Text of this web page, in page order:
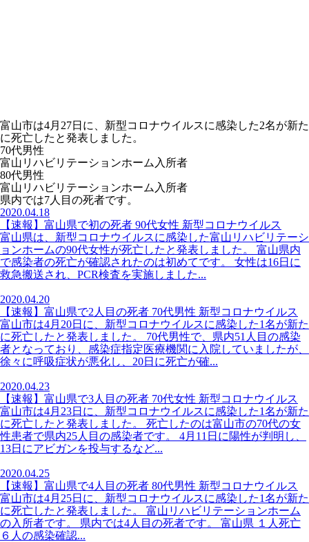
富山市は4月27日に、新型コロナウイルスに感染した2名が新た
に死亡したと発表しました。
70代男性
富山リハビリテーションホーム入所者
80代男性
富山リハビリテーションホーム入所者
県内では7人目の死者です。
2020.04.18
【速報】富山県で初の死者 90代女性 新型コロナウイルス
富山県は、新型コロナウイルスに感染した富山リハビリテーシ
ョンホームの90代女性が死亡したと発表しました。 富山県内
で感染者の死亡が確認されたのは初めてです。 女性は16日に
救急搬送され、PCR検査を実施しました...
2020.04.20
【速報】富山県で2人目の死者 70代男性 新型コロナウイルス
富山市は4月20日に、新型コロナウイルスに感染した1名が新た
に死亡したと発表しました。 70代男性で、県内51人目の感染
者となっており、感染症指定医療機関に入院していましたが、
徐々に呼吸症状が悪化し、20日に死亡が確...
2020.04.23
【速報】富山県で3人目の死者 70代女性 新型コロナウイルス
富山市は4月23日に、新型コロナウイルスに感染した1名が新た
に死亡したと発表しました。 死亡したのは富山市の70代の女
性患者で県内25人目の感染者です。 4月11日に陽性が判明し、
13日にアビガンを投与するなど...
2020.04.25
【速報】富山県で4人目の死者 80代男性 新型コロナウイルス
富山市は4月25日に、新型コロナウイルスに感染した1名が新た
に死亡したと発表しました。 富山リハビリテーションホーム
の入所者です。 県内では4人目の死者です。 富山県 １人死亡
６人の感染確認...